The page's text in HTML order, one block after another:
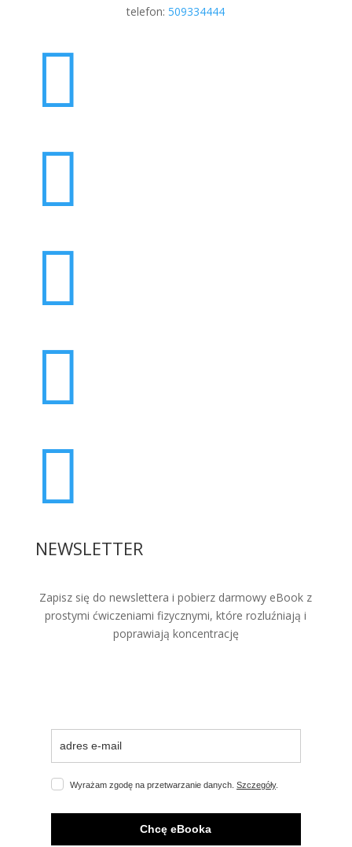
telefon:509334444





NEWSLETTER
Zapisz się do newslettera i pobierz darmowy eBook z
prostymi ćwiczeniami fizycznymi, które rozluźniają i
poprawiają koncentrację
Wyrażam zgodę na przetwarzanie danych. Szczegóły.
Chcę eBooka